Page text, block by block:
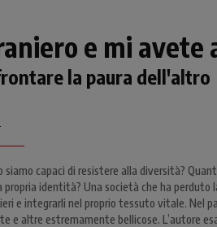
e mi avete
la paura dell'altro
siamo capaci di resistere alla diversità?
propria identità? Una società che ha perduto
e integrarli nel proprio tessuto vitale. Nel
e altre estremamente bellicose. L’autore